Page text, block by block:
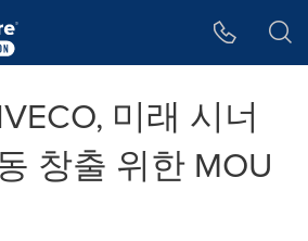
미래 시너
창출 위한 MOU